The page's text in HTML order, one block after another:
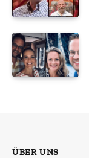
ÜBER UNS